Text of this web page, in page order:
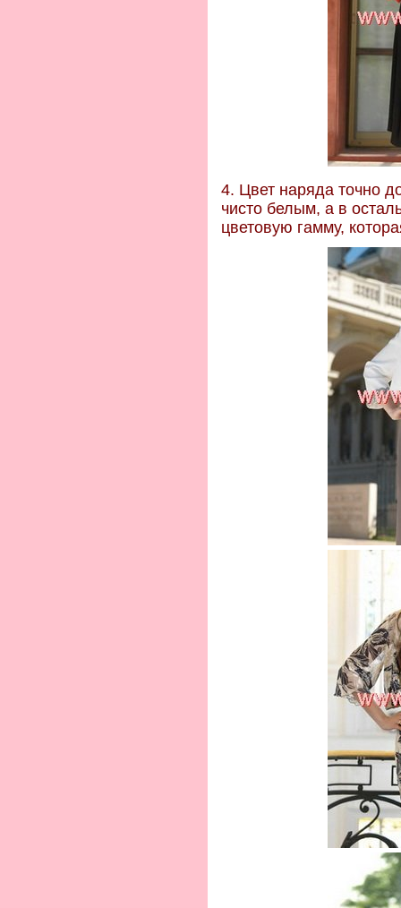
4. Цвет наряда точно
чисто белым, а в
цветовую гамму,